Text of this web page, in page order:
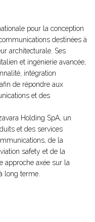
pour la conception
destinées à
architecturale. Ses
et ingénierie avancée,
intégration
de répondre aux
et des
Holding SpA, un
et des services
de la
safety et de la
approche axée sur la
long terme.